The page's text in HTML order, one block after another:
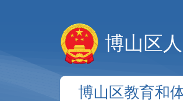
博山区
博山区教育和